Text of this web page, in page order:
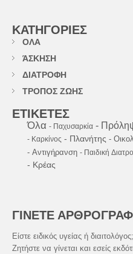
ΚΑΤΗΓΟΡΙΕΣ
ΟΛΑ
ΆΣΚΗΣΗ
ΔΙΑΤΡΟΦΗ
ΤΡΟΠΟΣ ΖΩΗΣ
ΕΤΙΚΕΤΕΣ
Όλα - Παχυσαρκία -
- Καρκίνος - Πλανήτης -
- Αντιγήρανση - Παιδική
- Κρέας
ΓΙΝΕΤΕ
Είστε ειδικός υγείας ή διαιτολόγος;
Ζητήστε να γίνεται και εσείς